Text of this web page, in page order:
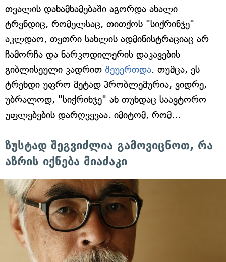
თვალის დახამხამებაში აგორდა ახალი
ტრენდიც, რომელსაც, თითქოს "სიქრინჯე"
აკლდაო, თეთრი სახლის ადმინისტრაციაც არ
ჩამორჩა და ნარკოდილერის დაკავების
გიბლისეული კადრით შეუერთდა. თუმცა, ეს
ტრენდი უფრო მეტად პრობლემურია, ვიდრე,
უბრალოდ, "სიქრინჯე" ან თუნდაც საავტორო
უფლებების დარღვევაა. იმიტომ, რომ...
ზუსტად შეგვიძლია გამოვიცნოთ, რა
აზრის იქნება მიაძაკი